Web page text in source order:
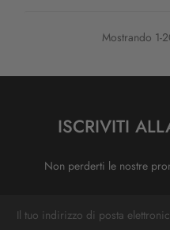
Mostrando 1-
ISCRIVITI
Non perderti le nostre